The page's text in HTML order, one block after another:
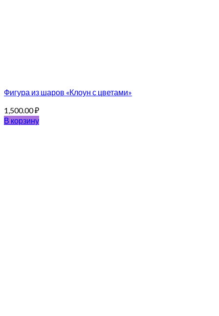
Фигура из шаров «Клоун с цветами»
1,500.00₽
В корзину